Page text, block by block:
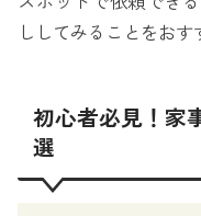
ししてみることをおす
初心者必見！家
選